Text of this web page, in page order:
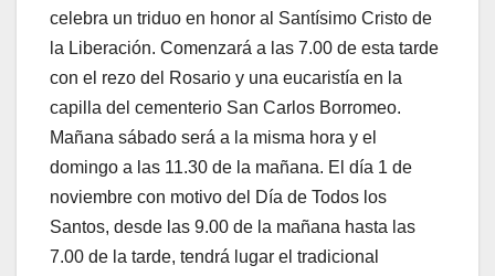
celebra un triduo en honor al Santísimo Cristo de
la Liberación. Comenzará a las 7.00 de esta tarde
con el rezo del Rosario y una eucaristía en la
capilla del cementerio San Carlos Borromeo.
Mañana sábado será a la misma hora y el
domingo a las 11.30 de la mañana. El día 1 de
noviembre con motivo del Día de Todos los
Santos, desde las 9.00 de la mañana hasta las
7.00 de la tarde, tendrá lugar el tradicional